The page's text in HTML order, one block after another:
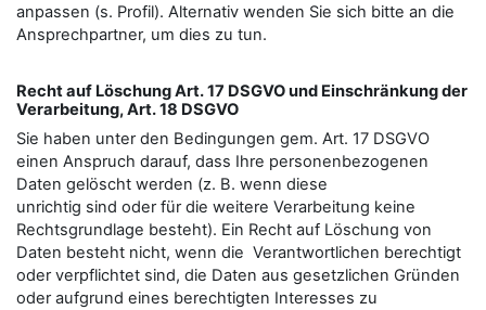
anpassen (s. Profil). Alternativ wenden Sie sich bitte an die
Ansprechpartner, um dies zu tun.
Recht auf Löschung Art. 17 DSGVO und Einschränkung der
Verarbeitung, Art. 18 DSGVO
Sie haben unter den Bedingungen gem. Art. 17 DSGVO
einen Anspruch darauf, dass Ihre personenbezogenen
Daten gelöscht werden (z. B. wenn diese
unrichtig sind oder für die weitere Verarbeitung keine
Rechtsgrundlage besteht). Ein Recht auf Löschung von
Daten besteht nicht, wenn die Verantwortlichen berechtigt
oder verpflichtet sind, die Daten aus gesetzlichen Gründen
oder aufgrund eines berechtigten Interesses zu